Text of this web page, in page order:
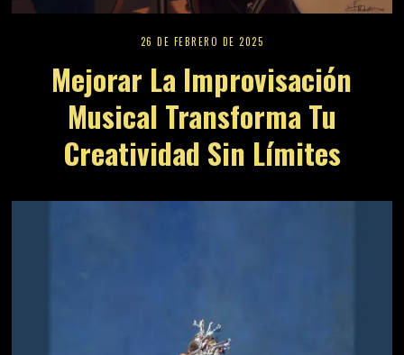
26 DE FEBRERO DE 2025
Mejorar La Improvisación
Musical Transforma Tu
Creatividad Sin Límites